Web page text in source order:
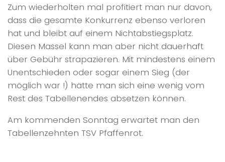
Zum wiederholten mal profitiert man nur davon,
dass die gesamte Konkurrenz ebenso verloren
hat und bleibt auf einem Nichtabstiegsplatz.
Diesen Massel kann man aber nicht dauerhaft
über Gebühr strapazieren. Mit mindestens einem
Unentschieden oder sogar einem Sieg (der
möglich war !) hätte man sich eine wenig vom
Rest des Tabellenendes absetzen können.
Am kommenden Sonntag erwartet man den
Tabellenzehnten TSV Pfaffenrot.